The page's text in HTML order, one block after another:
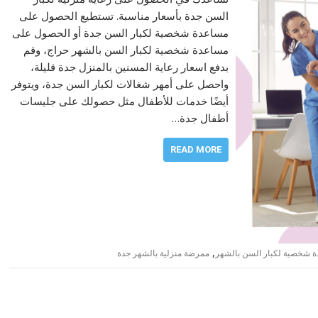
السن جدة بأسعار مناسبة. تستطيع الحصول على
مساعدة شخصية لكبار السن جدة أو الحصول على
مساعدة شخصية لكبار السن بالشهر حراج، وقم
بدفع اسعار رعاية المسنين بالمنزل جدة قليلة،
واحصل على أمهر شغالات لكبار السن جدة، ويتوفر
أيضًا خدمات للأطفال مثل حصولك على جليسات
أطفال جدة…
READ MORE
شخصية لكبار السن بالشهر , ممرضة منزلية بالشهر جدة